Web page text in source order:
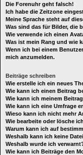
Die Forenuhr geht falsch!
Ich habe die Zeitzone
Meine Sprache steht auf
Was sind das für Bilder, die
Wie verwende ich einen
Was ist mein Rang und wie
Wenn ich bei einem
mich anzumelden.
Beiträge schreiben
Wie erstelle ich ein neues
Wie kann ich einen Beitrag
Wie kann ich meinem
Wie kann ich eine Umfrage
Wieso kann ich nicht mehr
Wie bearbeite oder lösche
Warum kann ich auf
Weshalb kann ich keine
Weshalb wurde ich
Wie kann ich Beiträge den